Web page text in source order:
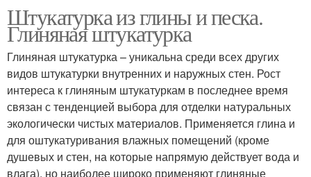
Штукатурка из глины и песка.
Глиняная штукатурка
Глиняная штукатурка – уникальна среди всех других
видов штукатурки внутренних и наружных стен. Рост
интереса к глиняным штукатуркам в последнее время
связан с тенденцией выбора для отделки натуральных
экологически чистых материалов. Применяется глина и
для оштукатуривания влажных помещений (кроме
душевых и стен, на которые напрямую действует вода и
влага), но наиболее широко применяют глиняные